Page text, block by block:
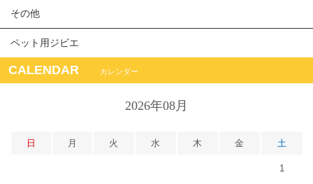
その他
ペット用ジビエ
CALENDAR カレンダー
2026年08月
日 月 火 水 木 金 土
1